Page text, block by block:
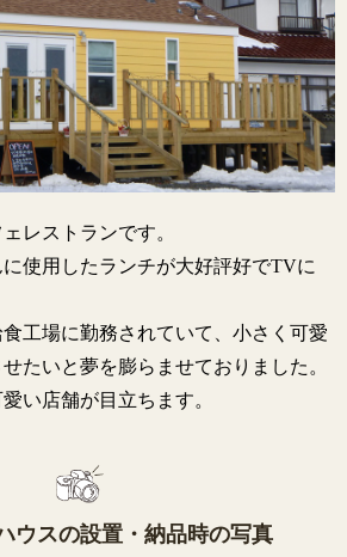
レストランです。
使用したランチが大好評好でTVに
工場に勤務されていて、小さく可愛
たいと夢を膨らませておりました。
い店舗が目立ちます。
ウスの設置・納品時の写真